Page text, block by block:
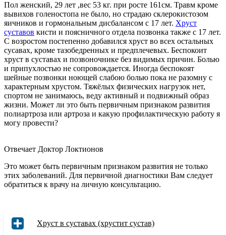
Пол женский, 29 лет ,вес 53 кг. при росте 161см. Травм кроме
вывихов голеностопа не было, но страдаю склерокистозом
яичников и гормональным дисбалансом с 17 лет. Хруст
суставов кисти и поясничного отдела позвонка также с 17 лет.
С возростом постепенно добавился хруст во всех остальных
сусавах, кроме тазобедренных и предплечевых. Беспокоит
хруст в суставах и позвоночнике без видимых причин. Болью
и припухлостью не сопровождается. Иногда беспокоят
шейные позвонки ноющей слабою болью пока не разомну с
характерным хрустом. Тяжёлых физических нагрузок нет,
спортом не занимаюсь, веду активный и подвижный образ
жизни. Может ли это быть первичным признаком развития
полиартроза или артроза и какую профилактическую работу я
могу провести?
Отвечает Доктор Локтионов
Это может быть первичным признаком развития не только
этих заболеваний. Для первичной диагностики Вам следует
обратиться к врачу на личную консультацию.
Хруст в суставах (хрустит сустав)